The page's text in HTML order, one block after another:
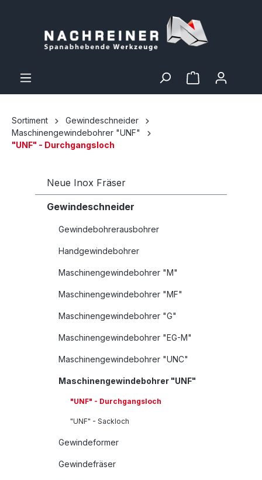
Sortiment
Gewindeschneider
Maschinengewindebohrer "UNF"
"UNF" - Durchgangsloch
Neue Inox Fräser
Gewindeschneider
Gewindebohrerausbohrer
Handgewindebohrer
Maschinengewindebohrer "M"
Maschinengewindebohrer "MF"
Maschinengewindebohrer "G"
Maschinengewindebohrer "EG-M"
Maschinengewindebohrer "UNC"
Maschinengewindebohrer "UNF"
"UNF" - Durchgangsloch
"UNF" - Sackloch
Gewindeformer
Gewindefräser